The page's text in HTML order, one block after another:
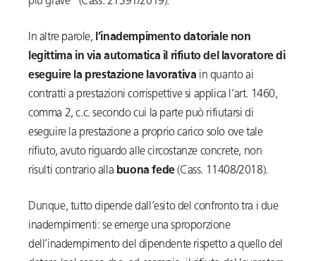
In altre parole, l’inadempimento datoriale non
legittima in via automatica il rifiuto del lavoratore di
eseguire la prestazione lavorativa in quanto ai
contratti a prestazioni corrispettive si applica l’art. 1460,
comma 2, c.c. secondo cui la parte può rifiutarsi di
eseguire la prestazione a proprio carico solo ove tale
rifiuto, avuto riguardo alle circostanze concrete, non
risulti contrario alla buona fede(Cass. 11408/2018).
Dunque, tutto dipende dall’esito del confronto tra i due
inadempimenti: se emerge una sproporzione
dell’inadempimento del dipendente rispetto a quello del